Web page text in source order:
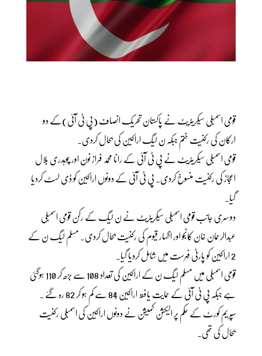
قومی اسمبلی سیکریٹریٹ نے پاکستان تحریک انصاف (پی ٹی آئی)کے دو
ارکان کی رکنیت ختم جبکہ ن لیگ اراکین کی بحال کردی۔
قومی اسمبلی سیکریٹریٹ نے پی ٹی آئی کے رانا محمد فراز نون اور چوہدری بلال
اعجاز کی رکنیت منسوخ کردی۔ پی ٹی آئی کے دونوں اراکین کو ڈی لسٹ کردیا
گیا۔
دوسری جانب قومی اسمبلی سیکریٹریٹ نے ن لیگ کے رکن قومی اسمبلی
عبدالرحمان خان کانجو اور اظہار قیوم کی رکنیت بحال کردی۔ مسلم لیگ ن کے
2 اراکین کو پارٹی فہرست میں شامل کردیا گیا۔
قومی اسمبلی میں مسلم لیگ ن کے اراکین کی تعداد 108 سے بڑھ کر 110 ہوگئی
ہے جبکہ پی ٹی آئی کے حمایت یافتہ اراکین 84 سے کم ہو کر 82 رہ گئے ۔
سپریم کورٹ کے حکم پر الیکشن کمیشن نے دونوں اراکین کی اسمبلی رکنیت
بحال کی تھی۔